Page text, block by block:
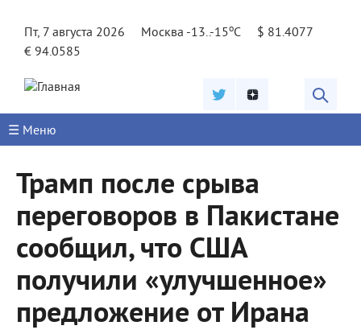
Пт, 7 августа 2026
Москва -13..-15oC
$ 81.4077
€ 94.0585
☰ Меню
Трамп после срыва
переговоров в Пакистане
сообщил, что США
получили «улучшенное»
предложение от Ирана